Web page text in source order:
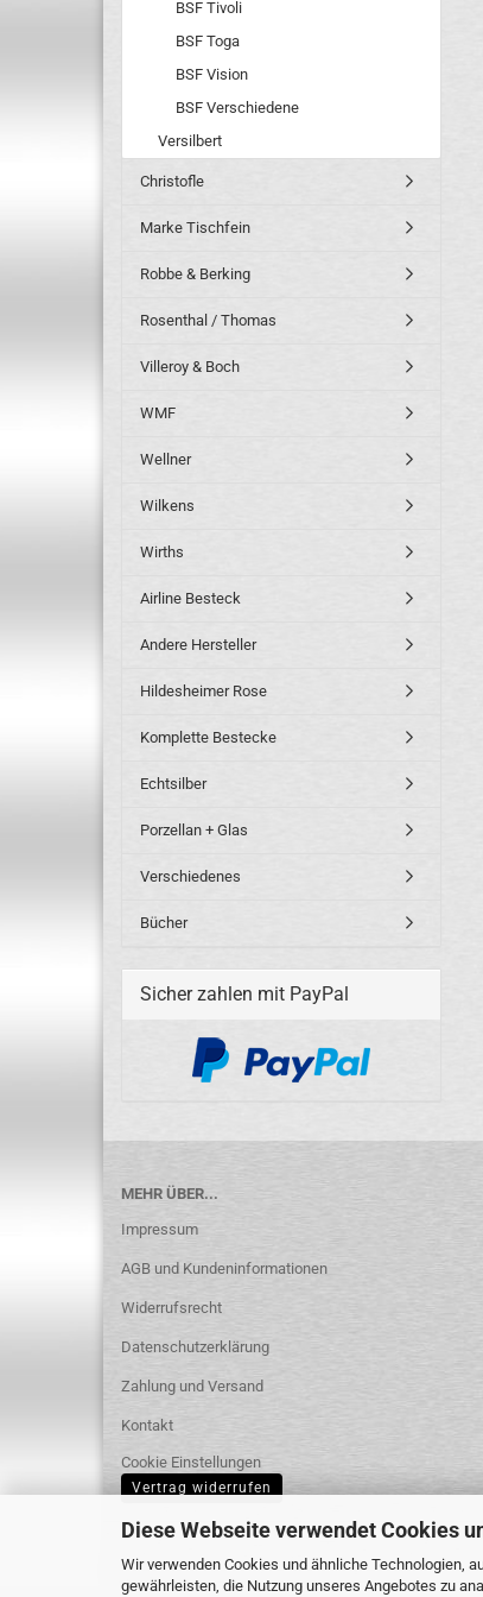
Diese Webseite verwendet Cookies
Wir verwenden Cookies und ähnliche Technologien,
gewährleisten, die Nutzung unseres Angebotes zu
BSF Tivoli
BSF Toga
BSF Vision
BSF Verschiedene
Versilbert
Christofle
Marke Tischfein
Robbe & Berking
Rosenthal / Thomas
Villeroy & Boch
WMF
Wellner
Wilkens
Wirths
Airline Besteck
Andere Hersteller
Hildesheimer Rose
Komplette Bestecke
Echtsilber
Porzellan + Glas
Verschiedenes
Bücher
Sicher zahlen mit PayPal
MEHR ÜBER...
Impressum
AGB und Kundeninformationen
Widerrufsrecht
Datenschutzerklärung
Zahlung und Versand
Kontakt
Cookie Einstellungen
Vertrag widerrufen